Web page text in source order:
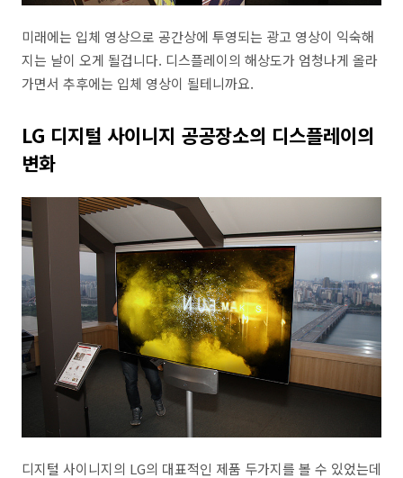
미래에는 입체 영상으로 공간상에 투영되는 광고 영상이 익숙해
지는 날이 오게 될겁니다. 디스플레이의 해상도가 엄청나게 올라
가면서 추후에는 입체 영상이 될테니까요.
LG 디지털 사이니지 공공장소의 디스플레이의
변화
디지털 사이니지의 LG의 대표적인 제품 두가지를 볼 수 있었는데